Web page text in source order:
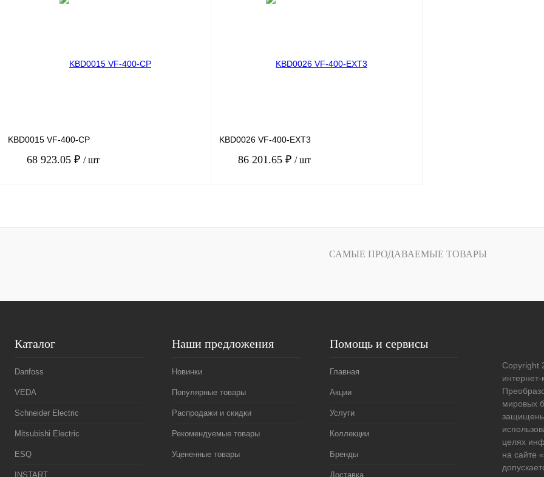
KBD0015 VF-400-CP
68 923.05 ₽ / шт
KBD0026 VF-400-EXT3
86 201.65 ₽ / шт
САМЫЕ ПРОДАВАЕМЫЕ ТОВАРЫ
Каталог
Danfoss
VEDA
Schneider Electric
Mitsubishi Electric
ESQ
INSTART
Наши предложения
Новинки
Популярные товары
Распродажи и скидки
Рекомендуемые товары
Уцененные товары
Помощь и сервисы
Главная
Акции
Услуги
Коллекции
Бренды
Доставка
Copyright
интернет-
мировых
целях
на сайте